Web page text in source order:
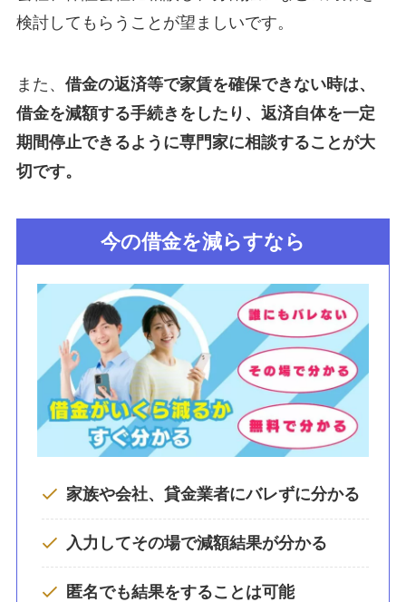
検討してもらうことが望ましいです。
また、 借金の返済等で家賃を確保できない時は、
借金を減額する手続きをしたり、返済自体を一定
期間停止できるように専門家に相談することが大
切です。
今の借金を減らすなら
家族や会社、貸金業者にバレずに分かる
入力してその場で減額結果が分かる
匿名でも結果をすることは可能